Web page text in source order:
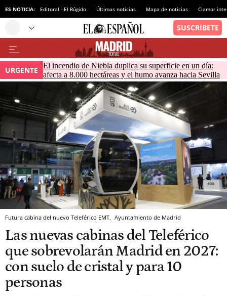
ES NOTICIA: Editoral - El Rúgido Últimas noticias Mapa de noticias Clamor
URGENTE
El incendio de Niebla duplica su superficie en un día:
afecta a 8.000 hectáreas y el humo avanza hacia Sevilla
Futura cabina del nuevo Teleférico EMT. Ayuntamiento de Madrid
Las nuevas cabinas del Teleférico
que sobrevolarán Madrid en 2027:
con suelo de cristal y para 10
personas